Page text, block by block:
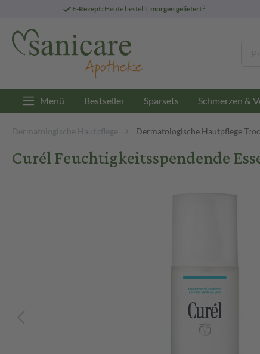
E-Rezept: Heute bestellt, morgen geliefert3
Menü Bestseller Sparsets Schmerzen &
Dermatologische Hautpflege Dermatologische Hautpflege
Curél Feuchtigkeitsspendende